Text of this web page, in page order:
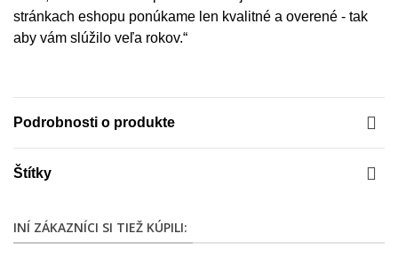
stránkach eshopu ponúkame len kvalitné a overené - tak
aby vám slúžilo veľa rokov.“
Podrobnosti o produkte
Štítky
INÍ ZÁKAZNÍCI SI TIEŽ KÚPILI: